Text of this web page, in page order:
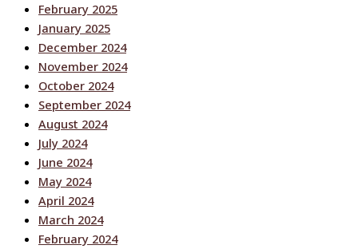
February 2025
January 2025
December 2024
November 2024
October 2024
September 2024
August 2024
July 2024
June 2024
May 2024
April 2024
March 2024
February 2024